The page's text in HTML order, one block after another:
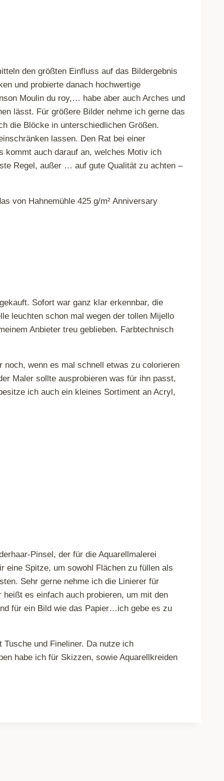
den größten Einfluss auf das Bildergebnis
und probierte danach hochwertige
Moulin du roy,… habe aber auch Arches und
lässt. Für größere Bilder nehme ich gerne das
die Blöcke in unterschiedlichen Größen.
lassen. Den Rat bei einer
kommt auch darauf an, welches Motiv ich
Regel, außer … auf gute Qualität zu achten –
von Hahnemühle 425 g/m² Anniversary
Sofort war ganz klar erkennbar, die
leuchten schon mal wegen der tollen Mijello
Anbieter treu geblieben. Farbtechnisch
wenn es mal schnell etwas zu colorieren
Maler sollte ausprobieren was für ihn passt,
ich auch ein kleines Sortiment an Acryl,
Pinsel, der für die Aquarellmalerei
eine Spitze, um sowohl Flächen zu füllen als
Sehr gerne nehme ich die Linierer für
es einfach auch probieren, um mit den
für ein Bild wie das Papier…ich gebe es zu
und Fineliner. Da nutze ich
habe ich für Skizzen, sowie Aquarellkreiden